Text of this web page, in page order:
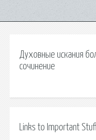
Духовные искания
сочинение
Links to Important